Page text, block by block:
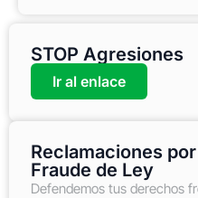
STOP Agresiones
Ir al enlace
Reclamaciones
Fraude de Ley
Defendemos tus derechos